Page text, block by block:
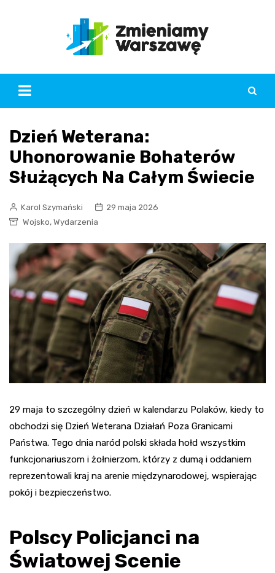
Dzień Weterana:
Uhonorowanie Bohaterów
Służących Na Całym Świecie
Karol Szymański
29 maja 2026
Wojsko, Wydarzenia
29 maja to szczególny dzień w kalendarzu Polaków, kiedy to
obchodzi się Dzień Weterana Działań Poza Granicami
Państwa. Tego dnia naród polski składa hołd wszystkim
funkcjonariuszom i żołnierzom, którzy z dumą i oddaniem
reprezentowali kraj na arenie międzynarodowej, wspierając
pokój i bezpieczeństwo.
Polscy Policjanci na
Światowej Scenie